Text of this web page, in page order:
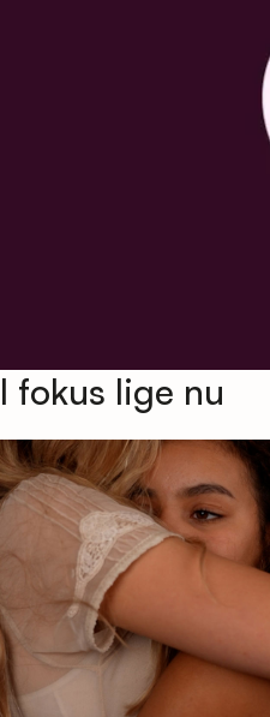
I fokus lige nu